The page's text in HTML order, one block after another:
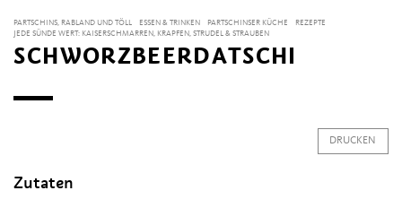
PARTSCHINS, RABLAND UND TÖLL ESSEN & TRINKEN PARTSCHINSER KÜCHE
REZEPTE
JEDE SÜNDE WERT: KAISERSCHMARREN, KRAPFEN, STRUDEL & STRAUBEN
SCHWORZBEERDATSCHI
DRUCKEN
Zutaten